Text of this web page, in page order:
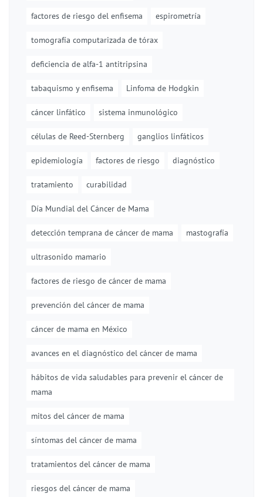
factores de riesgo del enfisema espirometría
tomografía computarizada de tórax
deficiencia de alfa-1 antitripsina
tabaquismo y enfisema Linfoma de Hodgkin
cáncer linfático sistema inmunológico
células de Reed-Sternberg ganglios linfáticos
epidemiología factores de riesgo diagnóstico
tratamiento curabilidad
Día Mundial del Cáncer de Mama
detección temprana de cáncer de mama mastografía
ultrasonido mamario
factores de riesgo de cáncer de mama
prevención del cáncer de mama
cáncer de mama en México
avances en el diagnóstico del cáncer de mama
hábitos de vida saludables para prevenir el cáncer de
mama
mitos del cáncer de mama
síntomas del cáncer de mama
tratamientos del cáncer de mama
riesgos del cáncer de mama